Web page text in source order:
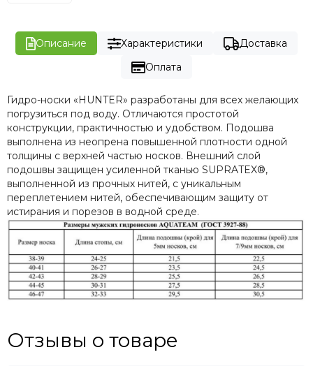
Описание Характеристики
Доставка
Оплата
Гидро-носки «HUNTER» разработаны для всех желающих
погрузиться под воду. Отличаются простотой
конструкции, практичностью и удобством. Подошва
выполнена из неопрена повышенной плотности одной
толщины с верхней частью носков. Внешний слой
подошвы защищен усиленной тканью SUPRATEX®,
выполненной из прочных нитей, с уникальным
переплетением нитей, обеспечивающим защиту от
истирания и порезов в водной среде.
Отзывы о товаре